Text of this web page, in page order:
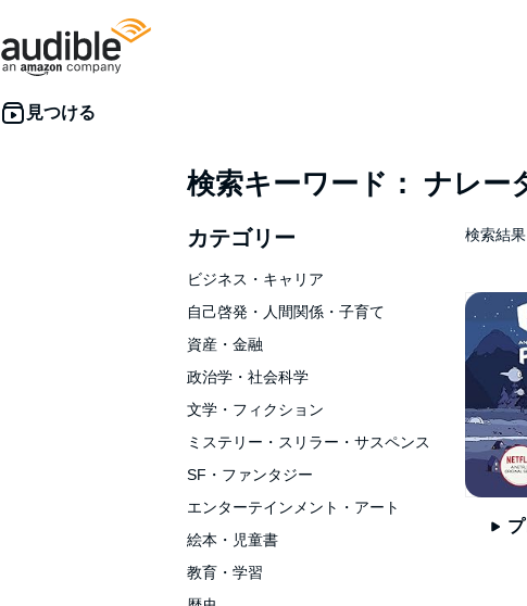
検索キーワード： ナレー
カテゴリー
ビジネス・キャリア
自己啓発・人間関係・子育て
資産・金融
政治学・社会科学
文学・フィクション
ミステリー・スリラー・サスペンス
SF・ファンタジー
エンターテインメント・アート
絵本・児童書
教育・学習
検索結